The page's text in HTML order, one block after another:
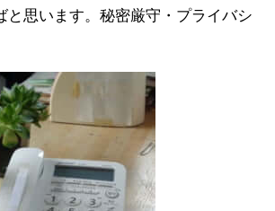
と思います。秘密厳守・プライバシ